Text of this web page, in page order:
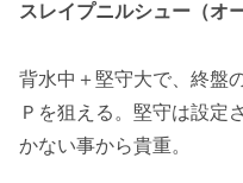
スレイプニルシュー（オ
背水中＋堅守大で、終盤
Ｐを狙える。 堅守は設定
かない事から貴重。